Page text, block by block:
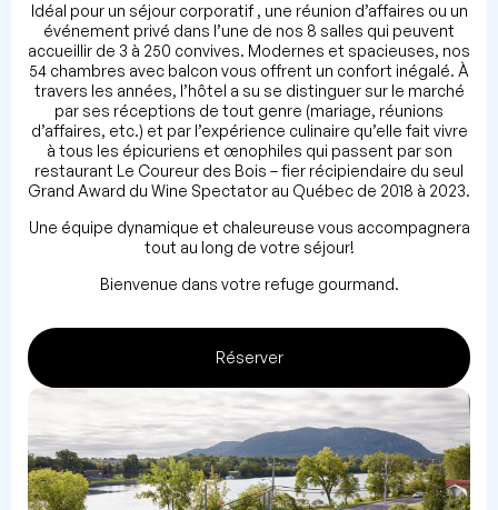
Idéal pour un séjour corporatif , une réunion d’affaires ou un
événement privé dans l’une de nos 8 salles qui peuvent
accueillir de 3 à 250 convives. Modernes et spacieuses, nos
54 chambres avec balcon vous offrent un confort inégalé. À
travers les années, l’hôtel a su se distinguer sur le marché
par ses réceptions de tout genre (mariage, réunions
d’affaires, etc.) et par l’expérience culinaire qu’elle fait vivre
à tous les épicuriens et œnophiles qui passent par son
restaurant Le Coureur des Bois – fier récipiendaire du seul
Grand Award du Wine Spectator au Québec de 2018 à 2023.
Une équipe dynamique et chaleureuse vous accompagnera
tout au long de votre séjour!
Bienvenue dans votre refuge gourmand.
Réserver